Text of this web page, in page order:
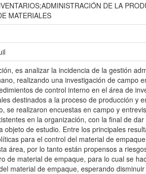
DE LA
MATERIALES
es analizar la incidencia de la gestión
realizando una investigación de campo
de control interno en el área de
destinados a la proceso de producción y
se realizaron encuestas en campo y
en la organización, con la final de
de estudio. Entre los principales
para el control del material de
área, por lo tanto están propensos a
de material de empaque, para lo cual se
material de empaque, esperando